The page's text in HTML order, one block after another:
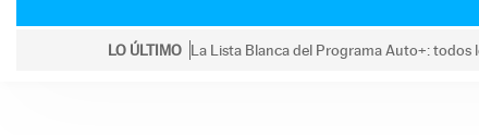
LO ÚLTIMO La Lista Blanca del Programa Auto+: todos